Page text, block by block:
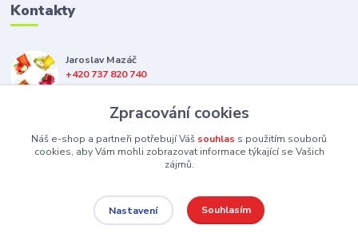
Kontakty
Jaroslav Mazáč
+420 737 820 740
(Po-Pá, 8-16 hod.)
jsme@hotappleshop.cz
Upravit sběr cookies.
Zpracování cookies
Náš e-shop a partneři potřebují Váš souhlas s použitím souborů
cookies, aby Vám mohli zobrazovat informace týkající se Vašich
zájmů.
Nastavení Souhlasím